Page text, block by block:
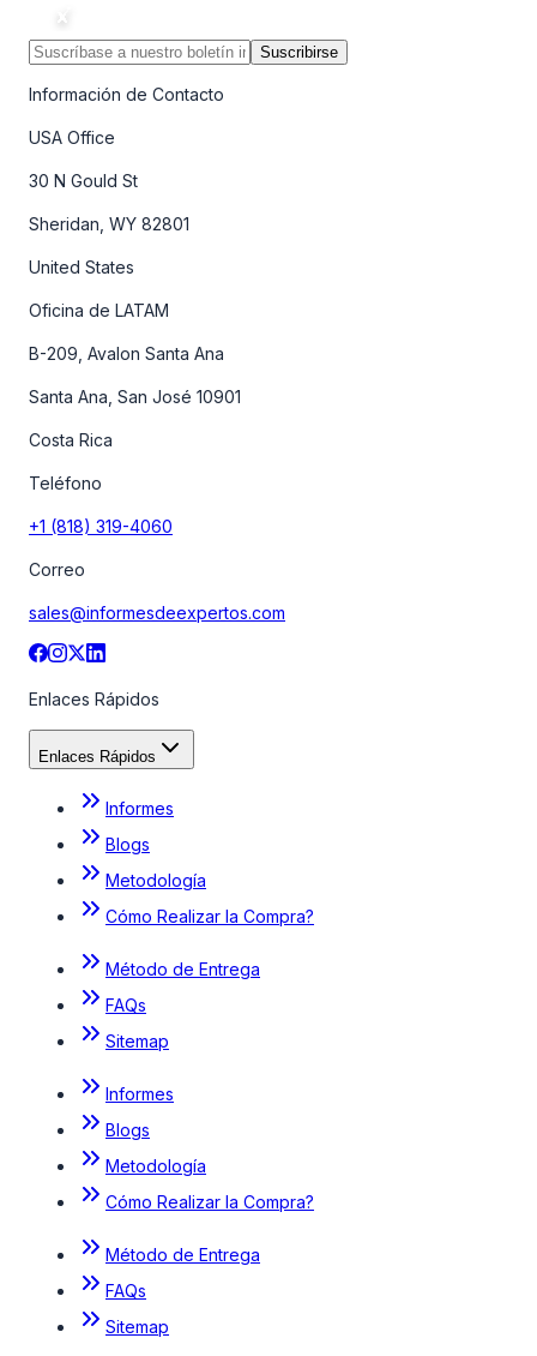
Suscribirse
Información de Contacto
USA Office
30 N Gould St
Sheridan, WY 82801
United States
Oficina de LATAM
B-209, Avalon Santa Ana
Santa Ana, San José 10901
Costa Rica
Teléfono
+1 (818) 319-4060
Correo
sales@informesdeexpertos.com
Enlaces Rápidos
Enlaces Rápidos
Informes
Blogs
Metodología
Cómo Realizar la Compra?
Método de Entrega
FAQs
Sitemap
Informes
Blogs
Metodología
Cómo Realizar la Compra?
Método de Entrega
FAQs
Sitemap